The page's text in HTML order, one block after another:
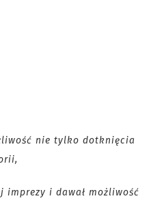
nie tylko dotknięcia
imprezy i dawał możliwość